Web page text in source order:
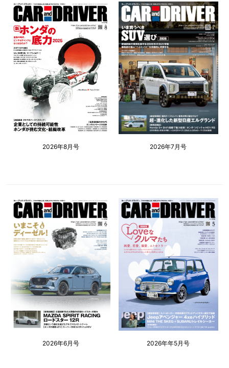
2026年8月号 2026年7月号
2026年6月号 2026年年5月号